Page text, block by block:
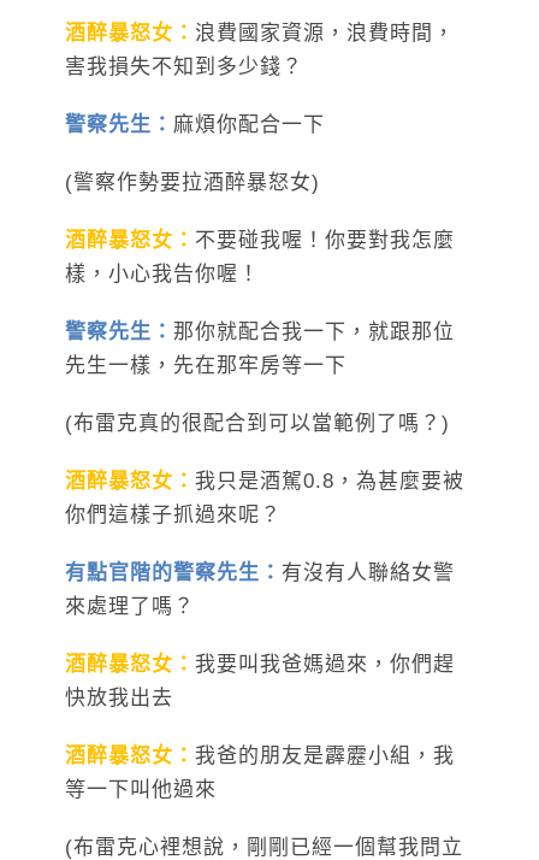
酒醉暴怒女： 浪費國家資源，浪費時間，
害我損失不知到多少錢？
警察先生： 麻煩你配合一下
(警察作勢要拉酒醉暴怒女)
酒醉暴怒女： 不要碰我喔！你要對我怎麼
樣，小心我告你喔！
警察先生： 那你就配合我一下，就跟那位
先生一樣，先在那牢房等一下
(布雷克真的很配合到可以當範例了嗎？)
酒醉暴怒女： 我只是酒駕0.8，為甚麼要被
你們這樣子抓過來呢？
有點官階的警察先生： 有沒有人聯絡女警
來處理了嗎？
酒醉暴怒女： 我要叫我爸媽過來，你們趕
快放我出去
酒醉暴怒女： 我爸的朋友是霹靂小組，我
等一下叫他過來
(布雷克心裡想說，剛剛已經一個幫我問立